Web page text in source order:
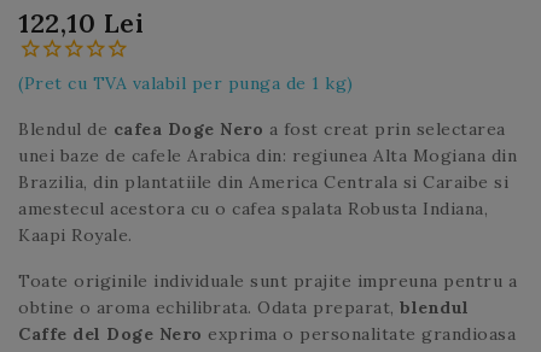
122,10 Lei
(Pret cu TVA valabil per punga de 1 kg)
Blendul de cafea Doge Nero a fost creat prin selectarea
unei baze de cafele Arabica din: regiunea Alta Mogiana din
Brazilia, din plantatiile din America Centrala si Caraibe si
amestecul acestora cu o cafea spalata Robusta Indiana,
Kaapi Royale.
Toate originile individuale sunt prajite impreuna pentru a
obtine o aroma echilibrata. Odata preparat, blendul
Caffe del Doge Nero exprima o personalitate grandioasa